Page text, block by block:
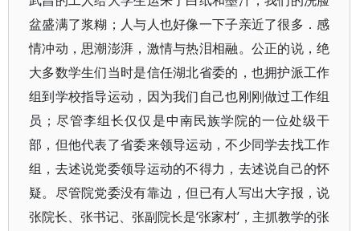
盆盛满了浆糊；人与人也好像一下子亲近了很多．感
情冲动，思潮澎湃，激情与热泪相融。公正的说，绝
大多数学生们当时是信任湖北省委的，也拥护派工作
组到学校指导运动，因为我们自己也刚刚做过工作组
员；尽管李组长仅仅是中南民族学院的一位处级干
部，但他代表了省委来领导运动，不少同学去找工作
组，去述说党委领导运动的不得力，去述说自己的怀
疑。尽管院党委没有靠边，但已有人写出大字报，说
张院长、张书记、张副院长是‘张家村’，主抓教学的张